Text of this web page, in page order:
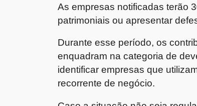
As empresas notificadas terão
patrimoniais ou apresentar
Durante esse período, os
enquadram na categoria de
identificar empresas que
recorrente de negócio.